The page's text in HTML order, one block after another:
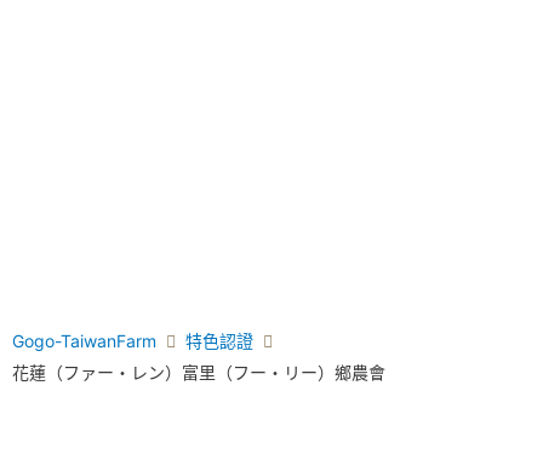
Gogo-TaiwanFarm
特色認證
花蓮（ファー・レン）富里（フー・リー）鄉農會